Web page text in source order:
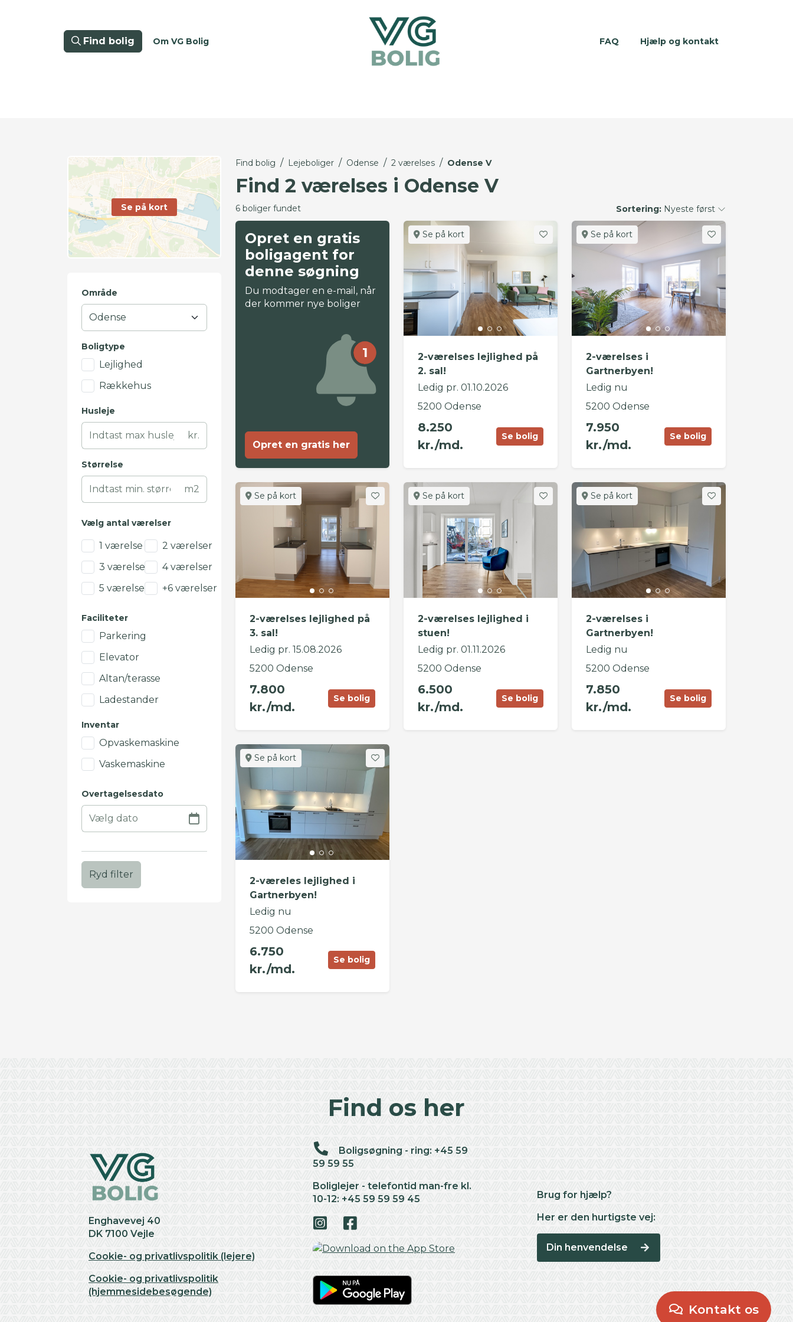
Find bolig Om VG Bolig FAQ Hjælp og kontakt
Se på kort
Område
Boligtype
Lejlighed
Rækkehus
Husleje
kr.
Størrelse
m2
Vælg antal værelser
1 værelse
2 værelser
3 værelser
4 værelser
5 værelser
+6 værelser
Faciliteter
Parkering
Elevator
Altan/terasse
Ladestander
Inventar
Opvaskemaskine
Vaskemaskine
Overtagelsesdato
Ryd filter
Find bolig / Lejeboliger / Odense / 2 værelses / Odense V
Find 2 værelses i Odense V
6 boliger fundet Sortering: Nyeste først
Opret en gratis
boligagent for
denne søgning
Du modtager en e-mail, når
der kommer nye boliger
1
Opret en gratis her
Se på kort
2-værelses lejlighed på
2. sal!
Ledig pr. 01.10.2026
5200 Odense
8.250
kr./md.
Se bolig
Se på kort
2-værelses i
Gartnerbyen!
Ledig nu
5200 Odense
7.950
kr./md.
Se bolig
Se på kort
2-værelses lejlighed på
3. sal!
Ledig pr. 15.08.2026
5200 Odense
7.800
kr./md.
Se bolig
Se på kort
2-værelses lejlighed i
stuen!
Ledig pr. 01.11.2026
5200 Odense
6.500
kr./md.
Se bolig
Se på kort
2-værelses i
Gartnerbyen!
Ledig nu
5200 Odense
7.850
kr./md.
Se bolig
Se på kort
2-væreles lejlighed i
Gartnerbyen!
Ledig nu
5200 Odense
6.750
kr./md.
Se bolig
Find os her
Enghavevej 40
DK 7100 Vejle
Cookie- og privatlivspolitik (lejere)
Cookie- og privatlivspolitik
(hjemmesidebesøgende)
Boligsøgning - ring: +45 59
59 59 55
Boliglejer - telefontid man-fre kl.
10-12: +45 59 59 59 45
Brug for hjælp?
Her er den hurtigste vej:
Din henvendelse
Kontakt os